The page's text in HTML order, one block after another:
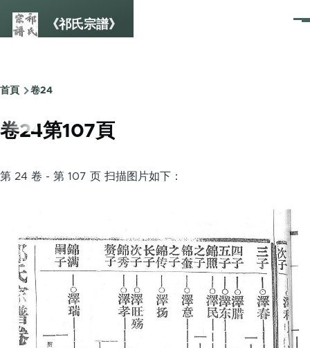
《祁氏宗譜》
選
Breadcrumb
首頁 卷24
卷24第107頁
第 24 卷 - 第 107 页 扫描图片如下：